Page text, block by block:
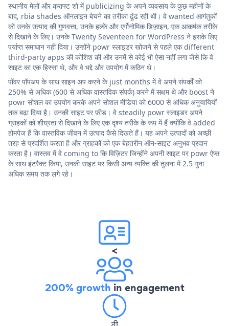
स्थानीय मेलों और क्राफ्ट शो में publicizing के अपने व्यवसाय के कुछ महीनों के
बाद, rbia shades ऑनलाइन बेचने का तरीका ढूंढ रही थी। वे wanted आगंतुकों
को उनके उत्पाद की गुणवत्ता, उनके हल्के और एर्गोनोमिक डिज़ाइन, एक आकर्षक तरीके
से दिखाने के लिए। उनके Twenty Seventeen for WordPress ने इसके लिए
पर्याप्त समाधान नहीं दिया। उन्होंने powr स्लाइडर खोजने से पहले एक different
third-party apps की कोशिश की और उनमें से कोई भी ऐसा नहीं लगा जैसे कि वे
साइट का एक हिस्सा थे, और वे भद्दे और उपयोग में कठिन थे।
पॉवर पॉपअप के साथ साइन अप करने के just months में वे अपने संपर्कों को
250% से अधिक (600 से अधिक वास्तविक संपर्क) करने में सक्षम थे और boost ने
powr सोशल का उपयोग करके अपने सोशल मीडिया को 6000 से अधिक अनुयायियों
तक बढ़ा दिया है। उनकी साइट पर फ़ीड। वे steadily powr स्लाइडर अपने
ग्राहकों को शीघ्रता से दिखाने के लिए एक दृश्य तरीके के रूप में हैं क्योंकि वे added
होमपेज हैं कि वास्तविक जीवन में उत्पाद कैसे दिखते हैं। यह अपने उत्पादों को अच्छी
तरह से प्रदर्शित करता है और ग्राहकों को एक बेहतरीन ऑन-साइट अनुभव प्रदान
करता है। वास्तव में वे coming to कि विज़िटर जिन्होंने अपनी साइट पर powr ऐप्स
के साथ इंटरैक्ट किया, उनकी साइट पर किसी अन्य व्यक्ति की तुलना में 2.5 गुना
अधिक समय तक लगे रहे।
<
200% growth in engagement